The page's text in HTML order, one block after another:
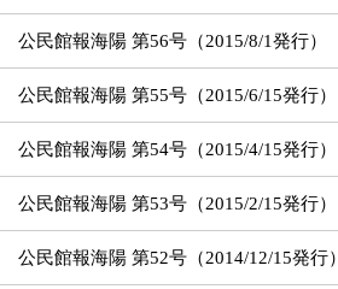
公民館報海陽 第56号（2015/8/1発行）
公民館報海陽 第55号（2015/6/15発行）
公民館報海陽 第54号（2015/4/15発行）
公民館報海陽 第53号（2015/2/15発行）
公民館報海陽 第52号（2014/12/15発行）